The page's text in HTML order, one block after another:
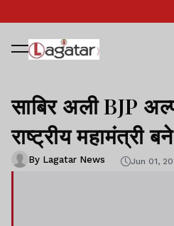
साबिर अली BJP
राष्ट्रीय महामंत्री बने
By Lagatar News Jun 01,